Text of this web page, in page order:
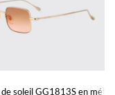
soleil GG1813S en métal